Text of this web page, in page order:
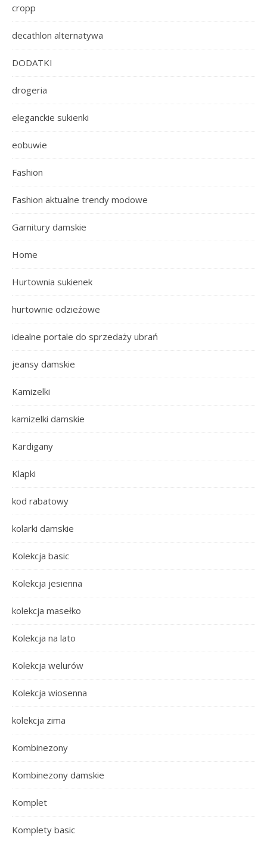
cropp
decathlon alternatywa
DODATKI
drogeria
eleganckie sukienki
eobuwie
Fashion
Fashion aktualne trendy modowe
Garnitury damskie
Home
Hurtownia sukienek
hurtownie odzieżowe
idealne portale do sprzedaży ubrań
jeansy damskie
Kamizelki
kamizelki damskie
Kardigany
Klapki
kod rabatowy
kolarki damskie
Kolekcja basic
Kolekcja jesienna
kolekcja masełko
Kolekcja na lato
Kolekcja welurów
Kolekcja wiosenna
kolekcja zima
Kombinezony
Kombinezony damskie
Komplet
Komplety basic